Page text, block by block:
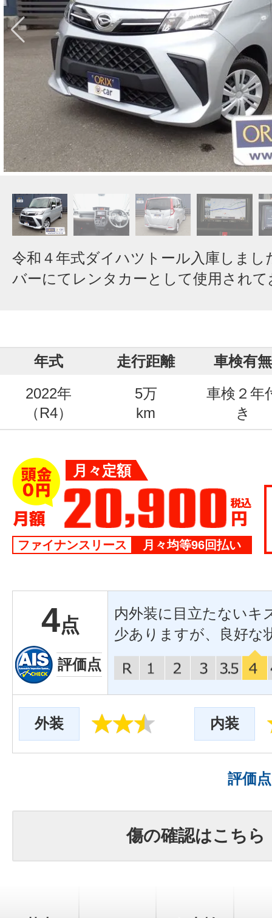
令和４年式ダイハツトール入庫しまし
バーにてレンタカーとして使用され
年式 走行距離
車検有無
2022年
（R4）
5万
km
車検２年
き
月々定額
ファイナンスリース 月々均等96回払い
4点
評価点
内外装に目立たないキ
少ありますが、良好な
外装 内装
評価
傷の確認はこちら